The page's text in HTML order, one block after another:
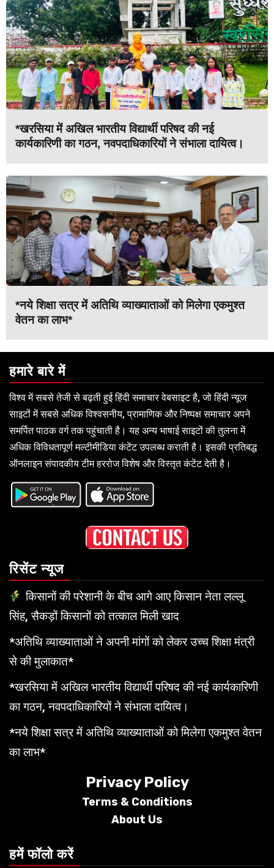
*खरसिया में अखिल भारतीय विद्यार्थी परिषद की नई
कार्यकारिणी का गठन, नवपदाधिकारियों ने संभाला दायित्व।
*नये शिक्षा सत्र में अतिथि व्याख्याताओं को मिलेगा एकमुश्त
वेतन का लाभ*
हमारे बारे में
विश्व में सबसे तेजी से बढ़ती हुई हिंदी समाचार वेबसाइट है, जो हिंदी न्यूज
साइटों में सबसे अधिक विश्वसनीय, प्रामाणिक और निष्पक्ष समाचार अपने
समर्पित पाठक वर्ग तक पहुंचाती है। यह अन्य भाषाई साइटों की तुलना में
अधिक विविधतापूर्ण मल्टीमीडिया कंटेंट उपलब्ध कराती है। इसकी प्रतिबद्ध
ऑनलाइन संपादकीय टीम हररोज विशेष और विस्तृत कंटेंट देती है।
रिसेंट न्यूज
किसानों की परेशानी के बीच आगे आए किसान नेता लल्लू
सिंह, सैकड़ों किसानों को तत्काल मिली खाद
*अतिथि व्याख्याताओं ने अपनी मांगों को लेकर उच्च शिक्षा मंत्री
से की मुलाकात*
*खरसिया में अखिल भारतीय विद्यार्थी परिषद की नई कार्यकारिणी
का गठन, नवपदाधिकारियों ने संभाला दायित्व।
*नये शिक्षा सत्र में अतिथि व्याख्याताओं को मिलेगा एकमुश्त वेतन
का लाभ*
Privacy Policy
Terms & Conditions
About Us
हमें फॉलो करें